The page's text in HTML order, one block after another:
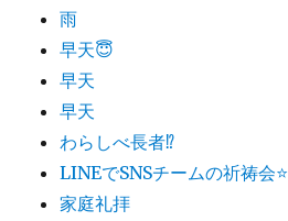
雨
早天😇
早天
早天
わらしべ長者⁉︎
LINEでSNSチームの祈祷会⭐
家庭礼拝